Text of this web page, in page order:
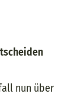
nun über